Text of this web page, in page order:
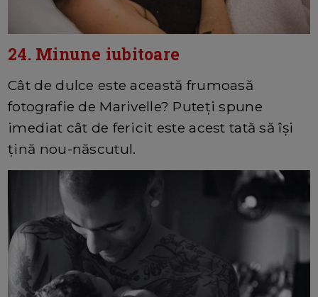
24. Minune iubitoare
Cât de dulce este această frumoasă
fotografie de Marivelle? Puteți spune
imediat cât de fericit este acest tată să își
țină nou-născutul.